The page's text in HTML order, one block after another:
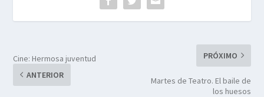
Cine: Hermosa juventud
ANTERIOR
PRÓXIMO
Martes de Teatro. El baile de
los huesos